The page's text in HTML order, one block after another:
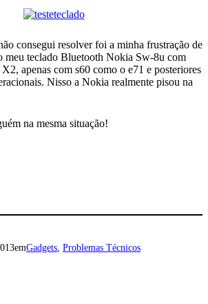
consegui resolver foi a minha frustração de
meu teclado Bluetooth Nokia Sw-8u com
apenas com s60 como o e71 e posteriores
Nisso a Nokia realmente pisou na
na mesma situação!
emGadgets, Problemas Técnicos